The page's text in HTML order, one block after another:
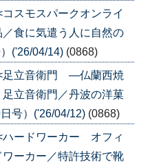
スモスパークオンライ
食に気遣う人に自然の
('26/04/14) (0868)
足立音衛門 ―仏蘭西焼
立音衛門／丹波の洋菓
号）('26/04/12) (0868)
ードワーカー オフィ
ーカー／特許技術で靴